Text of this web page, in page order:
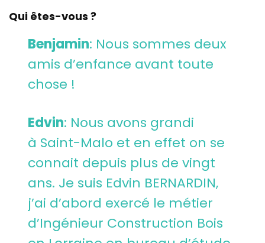
Qui êtes-vous ?
Benjamin: Nous sommes deux
amis d’enfance avant toute
chose !
Edvin: Nous avons grandi
à Saint-Malo et en effet on se
connait depuis plus de vingt
ans. Je suis Edvin BERNARDIN,
j’ai d’abord exercé le métier
d’Ingénieur Construction Bois